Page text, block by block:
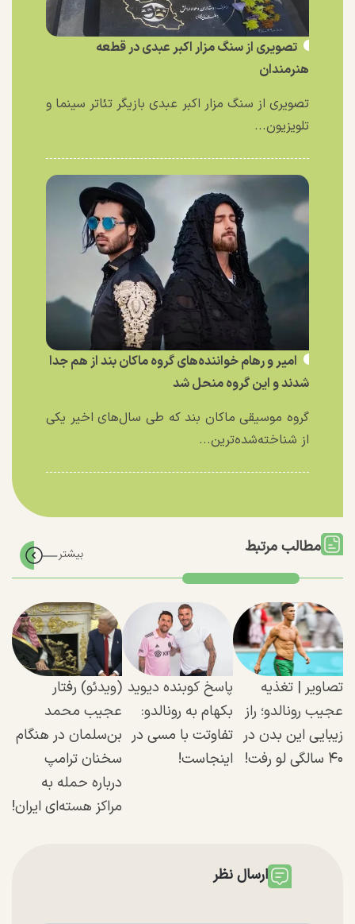
تصویری از سنگ مزار اکبر عبدی در قطعه
هنرمندان
تصویری از سنگ مزار اکبر عبدی بازیگر تئاتر سینما و
تلویزیون...
امیر و رهام خواننده‌های گروه ماکان بند از هم جدا
شدند و این گروه منحل شد
گروه موسیقی ماکان بند که طی سال‌های اخیر یکی
از شناخته‌شده‌ترین...
مطالب مرتبط
تصاویر | تغذیه
عجیب رونالدو؛ راز
زیبایی این بدن در
۴۰ سالگی لو رفت!
پاسخ کوبنده دیوید
بکهام به رونالدو:
تفاوتت با مسی در
اینجاست!
(ویدئو) رفتار
عجیب محمد
بن‌سلمان در هنگام
سخنان ترامپ
درباره حمله به
مراکز هسته‌ای ایران!
ارسال نظر